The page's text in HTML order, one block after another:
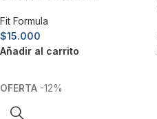
Fit Formula
$15.000
Añadir al carrito
-12%